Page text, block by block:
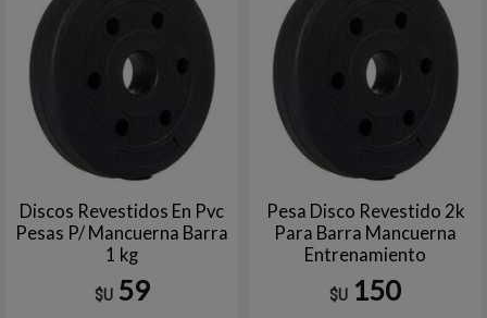
Discos Revestidos En Pvc
Pesas P/ Mancuerna Barra
1 kg
$U 59
Pesa Disco Revestido 2k
Para Barra Mancuerna
Entrenamiento
$U 150